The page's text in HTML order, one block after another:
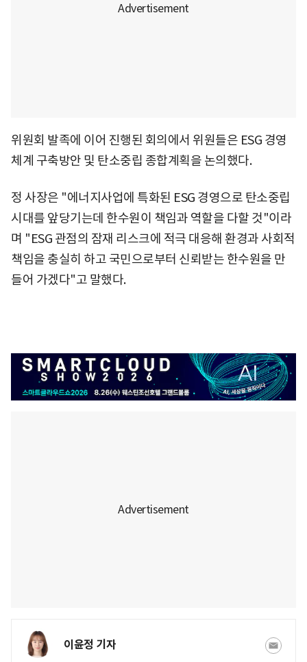
위원회 발족에 이어 진행된 회의에서 위원들은 ESG 경영
체계 구축방안 및 탄소중립 종합계획을 논의했다.
정 사장은 "에너지사업에 특화된 ESG 경영으로 탄소중립
시대를 앞당기는데 한수원이 책임과 역할을 다할 것"이라
며 "ESG 관점의 잠재 리스크에 적극 대응해 환경과 사회적
책임을 충실히 하고 국민으로부터 신뢰받는 한수원을 만
들어 가겠다"고 말했다.
이윤정 기자